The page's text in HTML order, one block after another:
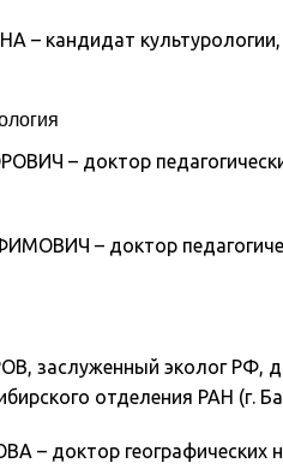
кандидат
– доктор
– доктор
эколог РФ,
отделения РАН (г.
доктор географических